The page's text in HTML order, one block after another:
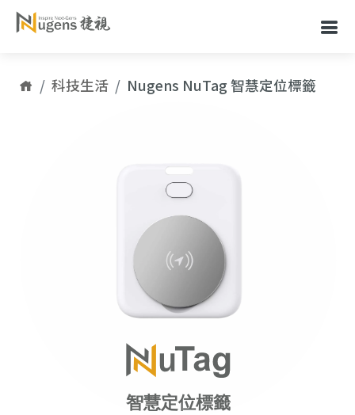
科技生活 Nugens NuTag 智慧定位標籤
智慧定位標籤